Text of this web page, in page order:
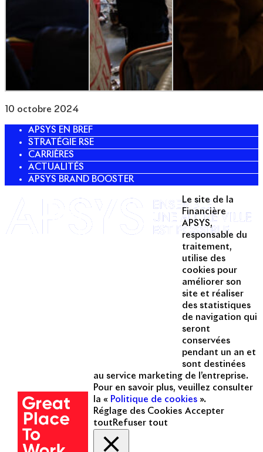
10 octobre 2024
APSYS EN BREF
STRATÉGIE RSE
CARRIÈRES
ACTUALITÉS
APSYS BRAND BOOSTER
Twitter
Linkedin
Le site de la
Financière
APSYS,
responsable du
traitement,
utilise des
cookies pour
améliorer son
site et réaliser
des statistiques
de navigation qui
seront
conservées
pendant un an et
sont destinées
au service marketing de l’entreprise.
Pour en savoir plus, veuillez consulter
la « Politique de cookies ».
Réglage des Cookies Accepter
tout Refuser tout